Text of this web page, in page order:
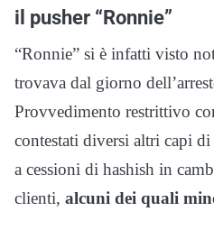
il pusher “Ronnie”
“Ronnie” si è infatti visto
trovava dal giorno
Provvedimento restrittivo
contestati diversi altri capi
a cessioni di hashish in
clienti, alcuni dei quali